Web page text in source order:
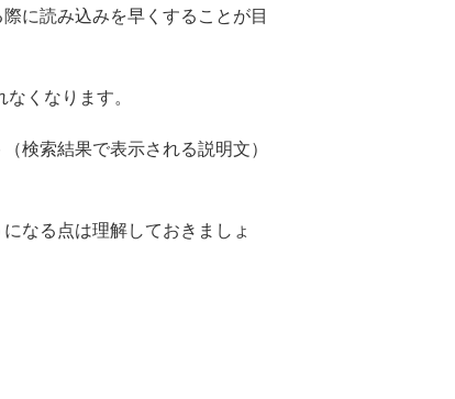
に読み込みを早くすることが目
くなります。
検索結果で表示される説明文）
なる点は理解しておきましょ